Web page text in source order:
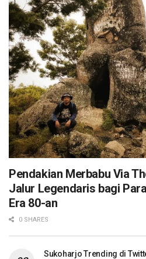
Pendakian Merbabu Via
Jalur Legendaris bagi
Era 80-an
0 SHARES
Sukoharjo Trending di